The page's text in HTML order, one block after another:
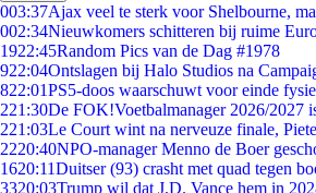
003:37Ajax veel te sterk voor Shelbourne,
002:34Nieuwkomers schitteren bij ruime
1922:45Random Pics van de Dag #1978
922:04Ontslagen bij Halo Studios na
822:01PS5-doos waarschuwt voor einde
221:30De FOK!Voetbalmanager 2026/2027
221:03Le Court wint na nerveuze finale,
2220:40NPO-manager Menno de Boer
1620:11Duitser (93) crasht met quad tegen
3320:03Trump wil dat J.D. Vance hem in